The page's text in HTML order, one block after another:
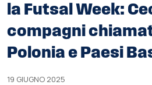
la Futsal Week:
compagni
Polonia e Paesi
19 GIUGNO 2025